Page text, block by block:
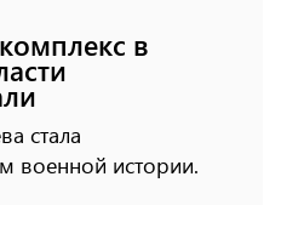
в
стала
военной истории.